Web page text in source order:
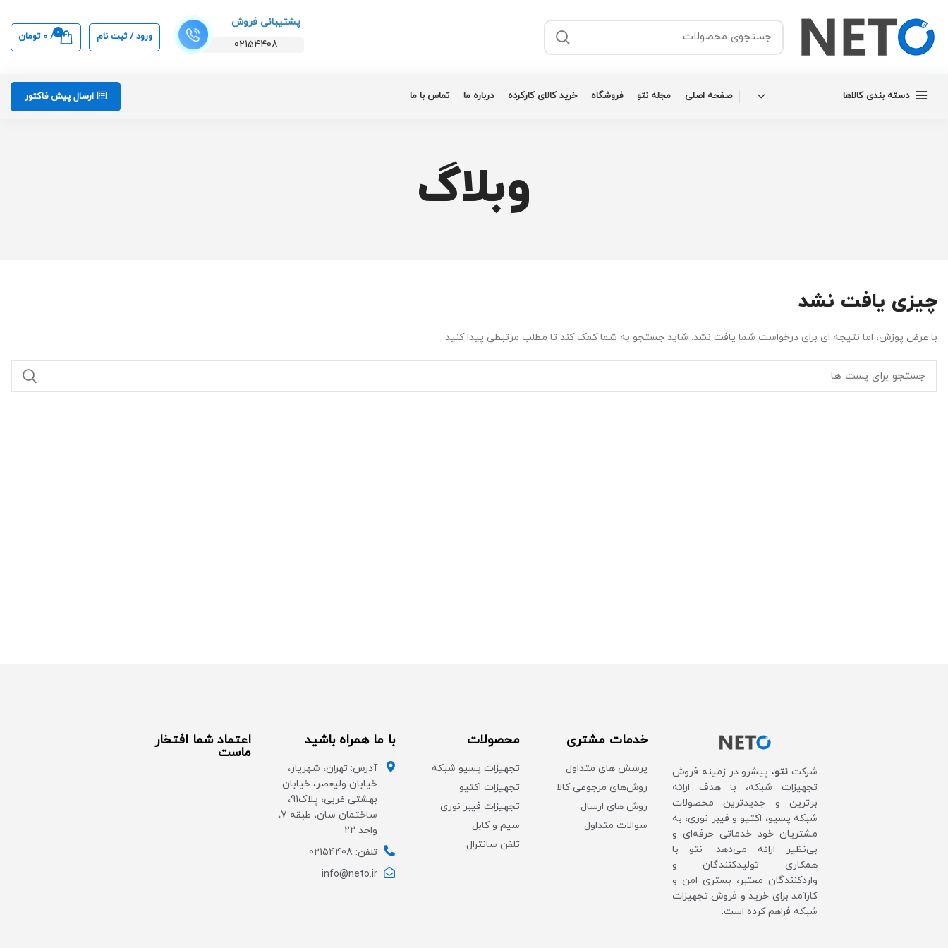
پشتیبانی فروش
02154408
ورود / ثبت نام 0
/
0 تومان
دسته بندی کالاها صفحه اصلی مجله نتو فروشگاه خرید کالای کارکرده درباره ما تماس با ما ارسال پیش فاکتور
وبلاگ
چیزی یافت نشد
با عرض پوزش، اما نتیجه ای برای درخواست شما یافت نشد. شاید جستجو به شما کمک کند تا مطلب مرتبطی پیدا کنید.
شرکت نتو، پیشرو در زمینه فروش
تجهیزات شبکه، با هدف ارائه
برترین و جدیدترین محصولات
شبکه پسیو، اکتیو و فیبر نوری، به
مشتریان خود خدماتی حرفه‌ای و
بی‌نظیر ارائه می‌دهد. نتو با
همکاری تولیدکنندگان و
واردکنندگان معتبر، بستری امن و
کارآمد برای خرید و فروش تجهیزات
شبکه فراهم کرده است.
خدمات مشتری
پرسش های متداول
روش‌های مرجوعی کالا
روش های ارسال
سوالات متداول
محصولات
تجهیزات پسیو شبکه
تجهیزات اکتیو
تجهیزات فیبر نوری
سیم و کابل
تلفن سانترال
با ما همراه باشید
آدرس: تهران، شهریار،
خیابان ولیعصر، خیابان
بهشتی غربی، پلاک91،
ساختمان سان، طبقه 7،
واحد 22
تلفن: 02154408
info@neto.ir
اعتماد شما افتخار
ماست